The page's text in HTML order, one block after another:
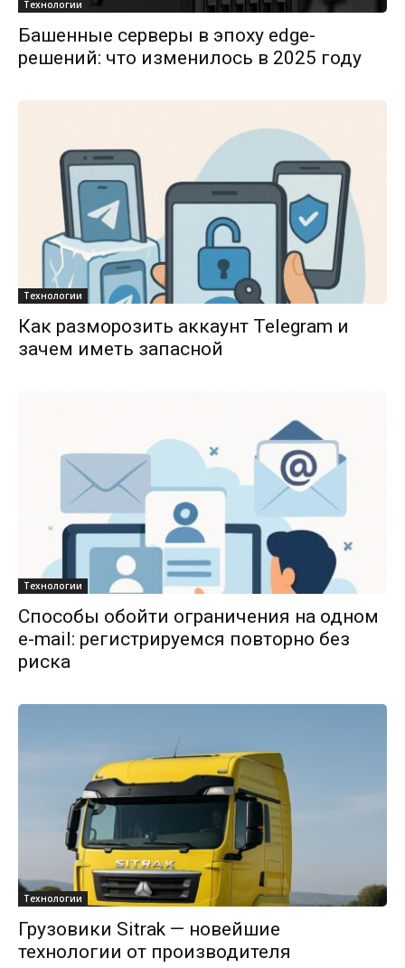
Технологии
Башенные серверы в эпоху edge-
решений: что изменилось в 2025 году
Технологии
Как разморозить аккаунт Telegram и
зачем иметь запасной
Технологии
Способы обойти ограничения на одном
e-mail: регистрируемся повторно без
риска
Технологии
Грузовики Sitrak — новейшие
технологии от производителя